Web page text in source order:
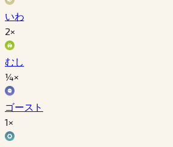
いわ
2×
むし
¼×
ゴースト
1×